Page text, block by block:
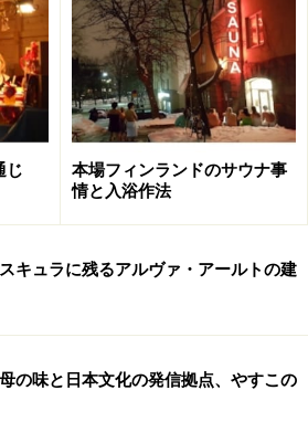
じ
本場フィンランドのサウナ事
情と入浴作法
キュラに残るアルヴァ・アールトの建
の味と日本文化の発信拠点、やすこの